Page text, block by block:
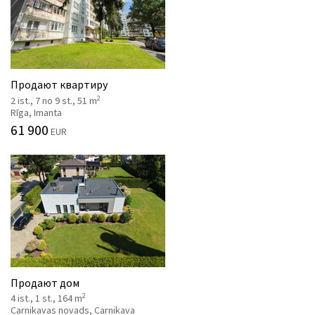
Продают квартиру
2 ist., 7 no 9 st., 51 m2
Rīga, Imanta
61 900 EUR
Продают дом
4 ist., 1 st., 164 m2
Carnikavas novads, Carnikava